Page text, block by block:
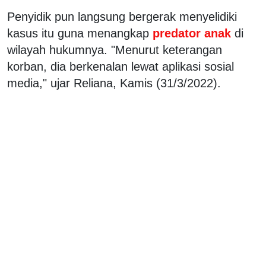
Penyidik pun langsung bergerak menyelidiki
kasus itu guna menangkap predator anak di
wilayah hukumnya. "Menurut keterangan
korban, dia berkenalan lewat aplikasi sosial
media," ujar Reliana, Kamis (31/3/2022).